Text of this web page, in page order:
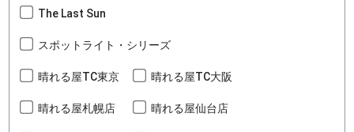
The Last Sun
スポットライト・シリーズ
晴れる屋TC東京 晴れる屋TC大阪
晴れる屋札幌店 晴れる屋仙台店